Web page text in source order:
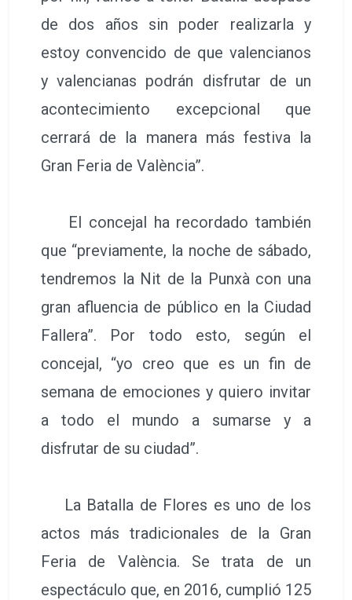
de dos años sin poder realizarla y
estoy convencido de que valencianos
y valencianas podrán disfrutar de un
acontecimiento excepcional que
cerrará de la manera más festiva la
Gran Feria de València”.
El concejal ha recordado también
que “previamente, la noche de sábado,
tendremos la Nit de la Punxà con una
gran afluencia de público en la Ciudad
Fallera”. Por todo esto, según el
concejal, “yo creo que es un fin de
semana de emociones y quiero invitar
a todo el mundo a sumarse y a
disfrutar de su ciudad”.
La Batalla de Flores es uno de los
actos más tradicionales de la Gran
Feria de València. Se trata de un
espectáculo que, en 2016, cumplió 125